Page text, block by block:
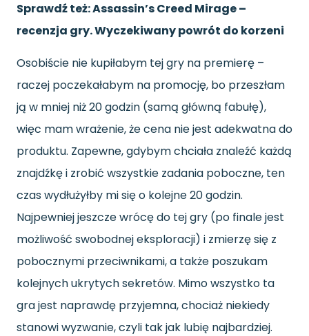
Sprawdź też: Assassin’s Creed Mirage –
recenzja gry. Wyczekiwany powrót do korzeni
Osobiście nie kupiłabym tej gry na premierę –
raczej poczekałabym na promocję, bo przeszłam
ją w mniej niż 20 godzin (samą główną fabułę),
więc mam wrażenie, że cena nie jest adekwatna do
produktu. Zapewne, gdybym chciała znaleźć każdą
znajdźkę i zrobić wszystkie zadania poboczne, ten
czas wydłużyłby mi się o kolejne 20 godzin.
Najpewniej jeszcze wrócę do tej gry (po finale jest
możliwość swobodnej eksploracji) i zmierzę się z
pobocznymi przeciwnikami, a także poszukam
kolejnych ukrytych sekretów. Mimo wszystko ta
gra jest naprawdę przyjemna, chociaż niekiedy
stanowi wyzwanie, czyli tak jak lubię najbardziej.